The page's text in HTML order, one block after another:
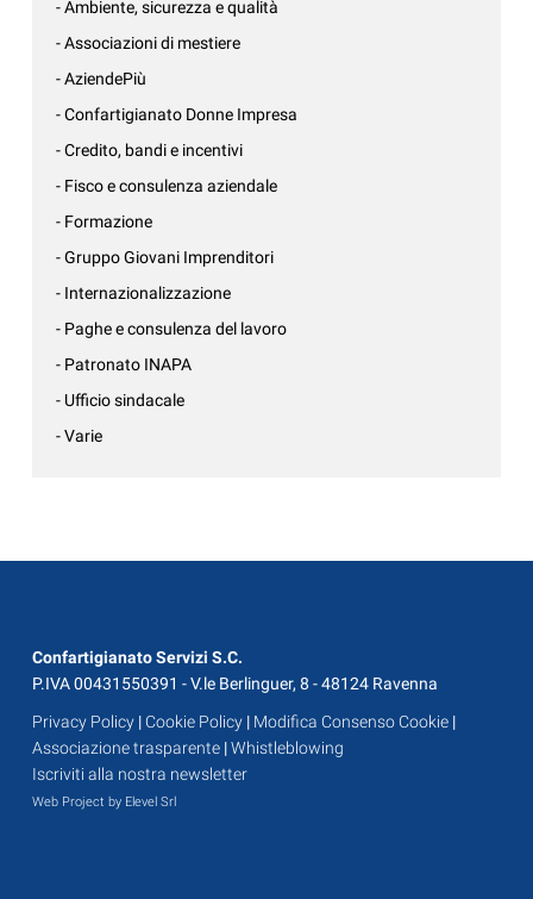
- Ambiente, sicurezza e qualità
- Associazioni di mestiere
- AziendePiù
- Confartigianato Donne Impresa
- Credito, bandi e incentivi
- Fisco e consulenza aziendale
- Formazione
- Gruppo Giovani Imprenditori
- Internazionalizzazione
- Paghe e consulenza del lavoro
- Patronato INAPA
- Ufficio sindacale
- Varie
Confartigianato Servizi S.C.
P.IVA 00431550391 - V.le Berlinguer, 8 - 48124 Ravenna
Privacy Policy |Cookie Policy | Modifica Consenso Cookie |
Associazione trasparente |Whistleblowing
Iscriviti alla nostra newsletter
Web Project by Elevel Srl